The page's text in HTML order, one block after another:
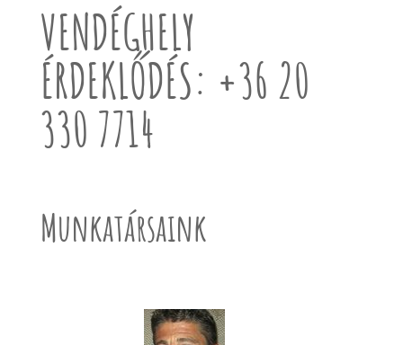
VENDÉGHELY
ÉRDEKLŐDÉS: +36 20
330 7714
Munkatársaink